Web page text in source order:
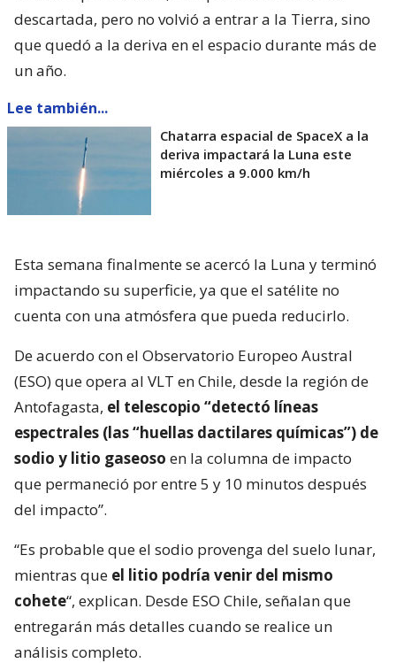
descartada, pero no volvió a entrar a la Tierra, sino
que quedó a la deriva en el espacio durante más de
un año.
Lee también...
Chatarra espacial de SpaceX a la
deriva impactará la Luna este
miércoles a 9.000 km/h
Esta semana finalmente se acercó la Luna y terminó
impactando su superficie, ya que el satélite no
cuenta con una atmósfera que pueda reducirlo.
De acuerdo con el Observatorio Europeo Austral
(ESO) que opera al VLT en Chile, desde la región de
Antofagasta, el telescopio “detectó líneas
espectrales (las “huellas dactilares químicas”) de
sodio y litio gaseoso en la columna de impacto
que permaneció por entre 5 y 10 minutos después
del impacto”.
“Es probable que el sodio provenga del suelo lunar,
mientras que el litio podría venir del mismo
cohete“, explican. Desde ESO Chile, señalan que
entregarán más detalles cuando se realice un
análisis completo.